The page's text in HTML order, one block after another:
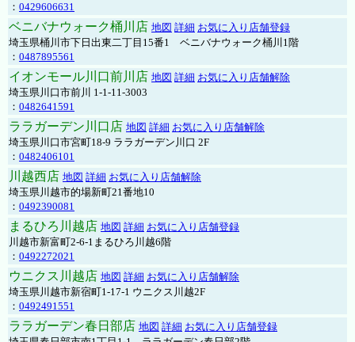
： 0429606631
ベニバナウォーク桶川店 地図 詳細 お気に入り店舗登録
埼玉県桶川市下日出東二丁目15番1 ベニバナウォーク桶川1階
： 0487895561
イオンモール川口前川店 地図 詳細 お気に入り店舗解除
埼玉県川口市前川 1-1-11-3003
： 0482641591
ララガーデン川口店 地図 詳細 お気に入り店舗解除
埼玉県川口市宮町18-9 ララガーデン川口 2F
： 0482406101
川越西店 地図 詳細 お気に入り店舗解除
埼玉県川越市的場新町21番地10
： 0492390081
まるひろ川越店 地図 詳細 お気に入り店舗登録
川越市新富町2-6-1まるひろ川越6階
： 0492272021
ウニクス川越店 地図 詳細 お気に入り店舗解除
埼玉県川越市新宿町1-17-1 ウニクス川越2F
： 0492491551
ララガーデン春日部店 地図 詳細 お気に入り店舗登録